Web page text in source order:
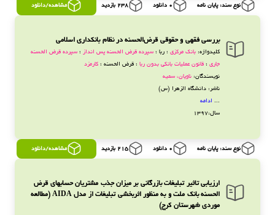
نوع سند: پایان نامه 0 دانلود 238 بازدید مشاهده/دانلود
بررسی فقهی و حقوقی قرض‌الحسنه در نظام بانکداری اسلامی
کلیدواژه: بانک مرکزی ؛ ربا ؛ سپرده قرض الحسنه پس انداز ؛ سپرده قرض الحسنه
جاری ؛ قانون عملیات بانکی بدون ربا ؛ قرض الحسنه ؛ کارمزد
نویسندگان: ناویان، سمیه
ناشر: دانشگاه الزهرا (س)
... ادامه
سال:1397
نوع سند: پایان نامه 0 دانلود 215 بازدید مشاهده/دانلود
ارزیابی تاثیر تبلیغات بازرگانی بر میزان جذب مشتریان حسابهای قرض
الحسنه بانک ملت و به منظور اثربخشی تبلیغات از مدل AIDA (مطالعه
موردی شهرستان کرج)